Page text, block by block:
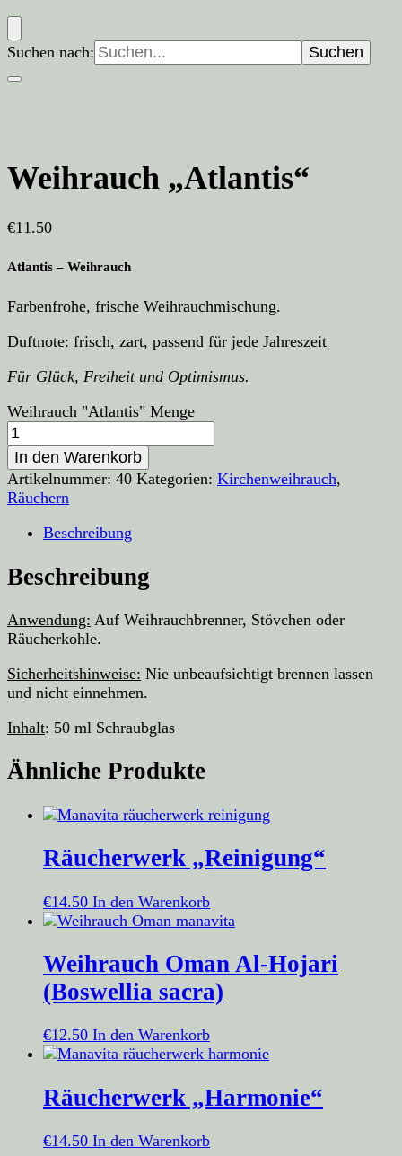
Suchen nach:
Weihrauch „Atlantis“
€11.50
Atlantis – Weihrauch
Farbenfrohe, frische Weihrauchmischung.
Duftnote: frisch, zart, passend für jede Jahreszeit
Für Glück, Freiheit und Optimismus.
Weihrauch "Atlantis" Menge
In den Warenkorb
Artikelnummer: 40 Kategorien: Kirchenweihrauch,
Räuchern
Beschreibung
Beschreibung
Anwendung: Auf Weihrauchbrenner, Stövchen oder
Räucherkohle.
Sicherheitshinweise: Nie unbeaufsichtigt brennen lassen
und nicht einnehmen.
Inhalt: 50 ml Schraubglas
Ähnliche Produkte
Räucherwerk „Reinigung“
€14.50 In den Warenkorb
Weihrauch Oman Al-Hojari
(Boswellia sacra)
€12.50 In den Warenkorb
Räucherwerk „Harmonie“
€14.50 In den Warenkorb